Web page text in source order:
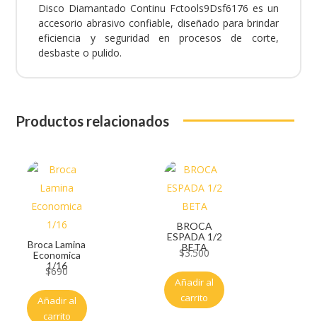
Disco Diamantado Continu Fctools9Dsf6176 es un
accesorio abrasivo confiable, diseñado para brindar
eficiencia y seguridad en procesos de corte,
desbaste o pulido.
Productos relacionados
Broca Lamina
Economica
1/16
$690
Añadir al
carrito
BROCA
ESPADA 1/2
BETA
$3.500
Añadir al
carrito